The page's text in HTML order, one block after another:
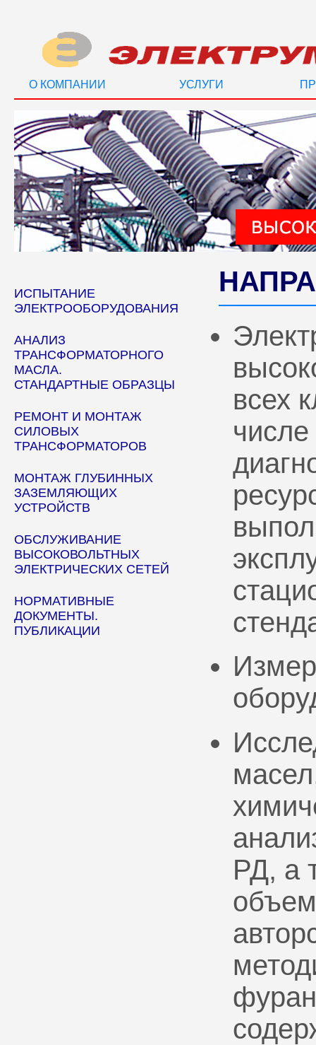
О КОМПАНИИ УСЛУГИ
ИСПЫТАНИЕ
ЭЛЕКТРООБОРУДОВАНИЯ
АНАЛИЗ
ТРАНСФОРМАТОРНОГО
МАСЛА.
СТАНДАРТНЫЕ ОБРАЗЦЫ
РЕМОНТ И МОНТАЖ
СИЛОВЫХ
ТРАНСФОРМАТОРОВ
МОНТАЖ ГЛУБИННЫХ
ЗАЗЕМЛЯЮЩИХ
УСТРОЙСТВ
ОБСЛУЖИВАНИЕ
ВЫСОКОВОЛЬТНЫХ
ЭЛЕКТРИЧЕСКИХ СЕТЕЙ
НОРМАТИВНЫЕ
ДОКУМЕНТЫ.
ПУБЛИКАЦИИ
всех
РД, а